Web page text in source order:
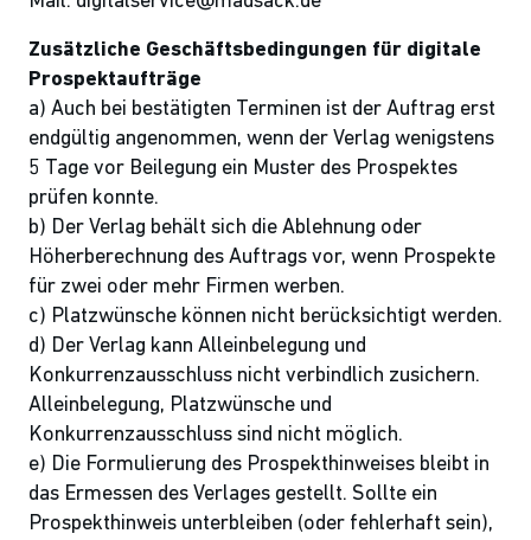
Zusätzliche Geschäftsbedingungen für digitale
Prospektaufträge
a) Auch bei bestätigten Terminen ist der Auftrag erst
endgültig angenommen, wenn der Verlag wenigstens
5 Tage vor Beilegung ein Muster des Prospektes
prüfen konnte.
b) Der Verlag behält sich die Ablehnung oder
Höherberechnung des Auftrags vor, wenn Prospekte
für zwei oder mehr Firmen werben.
c) Platzwünsche können nicht berücksichtigt werden.
d) Der Verlag kann Alleinbelegung und
Konkurrenzausschluss nicht verbindlich zusichern.
Alleinbelegung, Platzwünsche und
Konkurrenzausschluss sind nicht möglich.
e) Die Formulierung des Prospekthinweises bleibt in
das Ermessen des Verlages gestellt. Sollte ein
Prospekthinweis unterbleiben (oder fehlerhaft sein),